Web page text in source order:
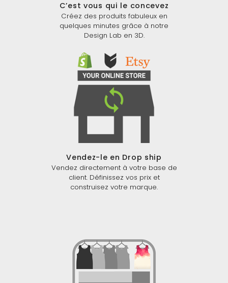
C’est vous qui le concevez
Créez des produits fabuleux en
quelques minutes grâce à notre
Design Lab en 3D.
Vendez-le en Drop ship
Vendez directement à votre base de
client. Définissez vos prix et
construisez votre marque.